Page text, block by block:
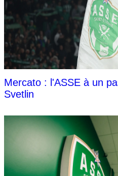
Mercato : l'ASSE à un
Svetlin